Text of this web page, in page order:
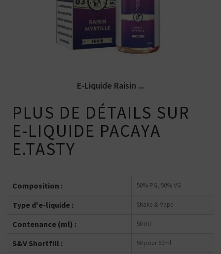
liquide Moonshiners. Disponible...
E-Liquide Raisin ...
PLUS DE DÉTAILS SUR
E-LIQUIDE PACAYA
E.TASTY
Composition : 50% PG, 50% VG
Type d'e-liquide : Shake & Vape
Contenance (ml) : 50 ml
S&V Shortfill : 50 pour 60ml